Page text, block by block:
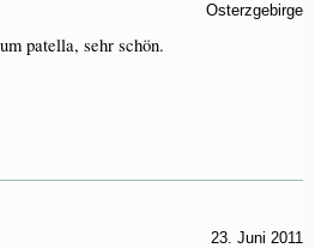
Osterzgebirge
patella, sehr schön.
23. Juni 2011